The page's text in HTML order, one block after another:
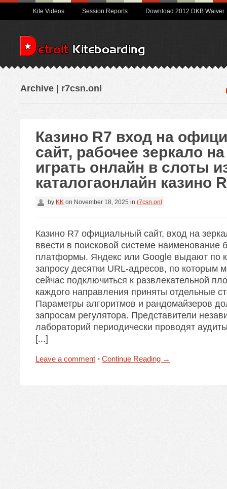
Kite Videos Session Reports Download 2012 DKB Waiver
Archive | r7csn.onl
Казино R7 вход на
сайт, рабочее зеркало
играть онлайн в слоты
каталогаонлайн казино
by KK on November 18, 2025 in r7csn.onl
Казино R7 официальный сайт, вход на
ввести в поисковой системе наименование
платформы. Яндекс или Google выдают по
запросу десятки URL-адресов, по которым
сейчас подключиться к развлекательной
каждого направления приняты отдельные
Параметры алгоритмов и рандомайзеров
запросам регулятора. Представители
лабораторий периодически проводят
[...]
Leave a comment • Continue Reading →